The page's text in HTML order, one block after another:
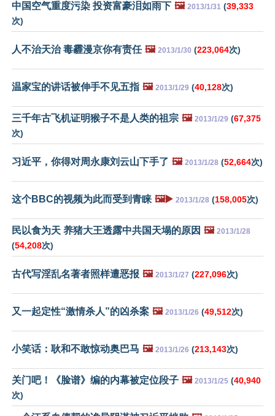
中国空气重度污染 投资富豪泪如雨下 🖼️ 2013/1/31 (39,333
次)
人不治天治 毒霾漫京你有责任 🖼️ 2013/1/30 (223,064次)
温家宝的讲话被伸手不见五指 🖼️ 2013/1/29 (40,128次)
三千年古飞机证明猴子不是人类的祖宗 🖼️ 2013/1/29 (67,375
次)
习近平，你得对周永康刘云山下手了 🖼️ 2013/1/28 (52,664次)
这个BBC的视频为此而受到青睐 🖼️▶️ 2013/1/28 (158,005次)
民以食为天 养猪大王透露中共国天塌的原因 🖼️ 2013/1/28
(54,208次)
古代写淫乱名著者照样遭恶报 🖼️ 2013/1/27 (227,096次)
又一起定性“激情杀人”的凶杀案 🖼️ 2013/1/26 (49,512次)
小笑话：耿和不敢惊动奥巴马 🖼️ 2013/1/26 (213,143次)
关门吧！《脸谱》编的内幕被定位段子 🖼️ 2013/1/25 (40,940
次)